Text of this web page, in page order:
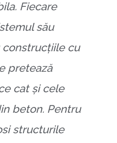
Fiecare
său
cu
pretează
cat și cele
beton. Pentru
structurile